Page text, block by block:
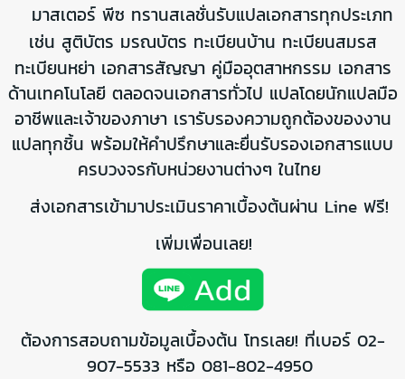
มาสเตอร์ พีซ ทรานสเลชั่นรับแปลเอกสารทุกประเภท
เช่น สูติบัตร มรณบัตร ทะเบียนบ้าน ทะเบียนสมรส
ทะเบียนหย่าเอกสารสัญญา คู่มืออุตสาหกรรม เอกสาร
ด้านเทคโนโลยี ตลอดจนเอกสารทั่วไป แปลโดยนักแปลมือ
อาชีพและเจ้าของภาษา เรารับรองความถูกต้องของงาน
แปลทุกชิ้น พร้อมให้คำปรึกษาและยื่นรับรองเอกสารแบบ
ครบวงจรกับหน่วยงานต่างๆ ในไทย
ส่งเอกสารเข้ามาประเมินราคาเบื้องต้นผ่าน Line ฟรี!
เพิ่มเพื่อนเลย!
ต้องการสอบถามข้อมูลเบื้องต้น โทรเลย! ที่เบอร์ 02-
907-5533 หรือ 081-802-4950